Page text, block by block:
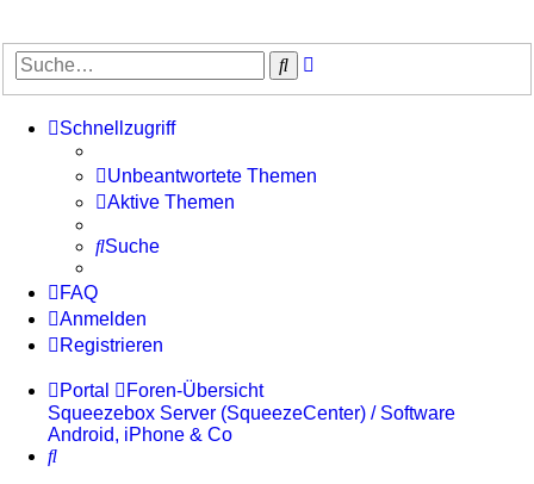
Suche
Schnellzugriff
Unbeantwortete Themen
Aktive Themen
Suche
FAQ
Anmelden
Registrieren
Portal
Foren-Übersicht
Squeezebox Server (SqueezeCenter) / Software
Android, iPhone & Co
Suche